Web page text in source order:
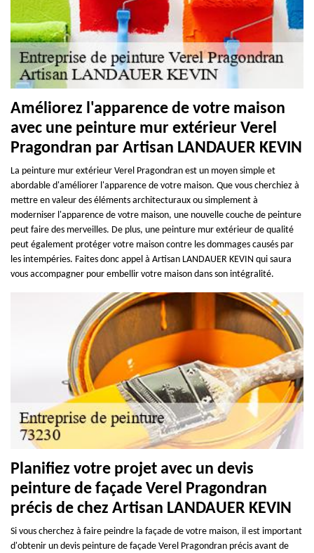
Améliorez l'apparence de votre maison
avec une peinture mur extérieur Verel
Pragondran par Artisan LANDAUER KEVIN
La peinture mur extérieur Verel Pragondran est un moyen simple et
abordable d'améliorer l'apparence de votre maison. Que vous cherchiez à
mettre en valeur des éléments architecturaux ou simplement à
moderniser l'apparence de votre maison, une nouvelle couche de peinture
peut faire des merveilles. De plus, une peinture mur extérieur de qualité
peut également protéger votre maison contre les dommages causés par
les intempéries. Faites donc appel à Artisan LANDAUER KEVIN qui saura
vous accompagner pour embellir votre maison dans son intégralité.
Planifiez votre projet avec un devis
peinture de façade Verel Pragondran
précis de chez Artisan LANDAUER KEVIN
Si vous cherchez à faire peindre la façade de votre maison, il est important
d'obtenir un devis peinture de façade Verel Pragondran précis avant de